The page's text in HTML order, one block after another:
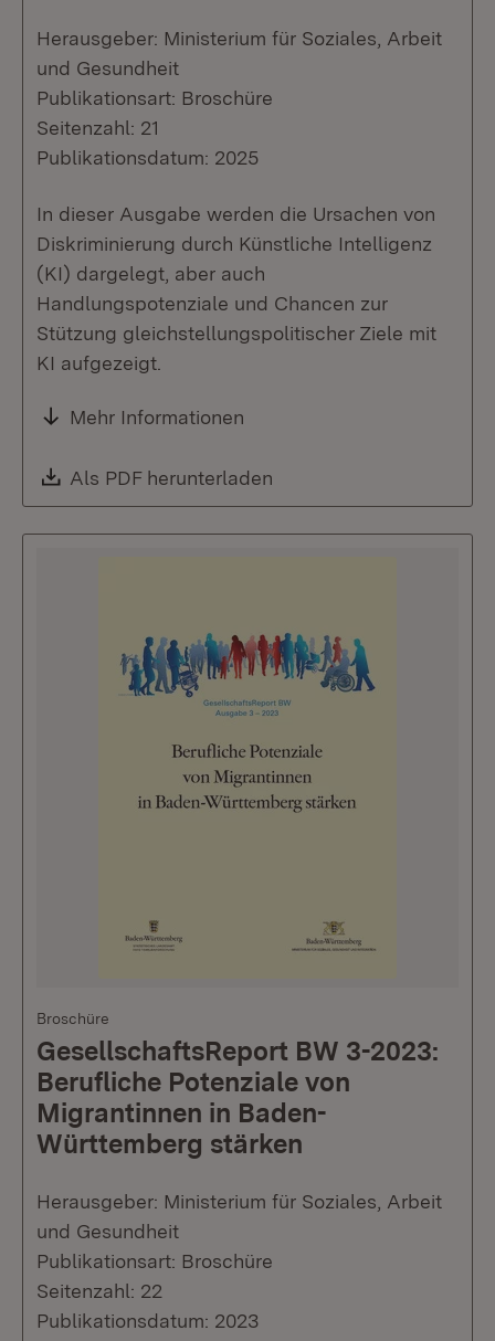
Herausgeber: Ministerium für Soziales, Arbeit
und Gesundheit
Publikationsart: Broschüre
Seitenzahl: 21
Publikationsdatum: 2025
In dieser Ausgabe werden die Ursachen von
Diskriminierung durch Künstliche Intelligenz
(KI) dargelegt, aber auch
Handlungspotenziale und Chancen zur
Stützung gleichstellungspolitischer Ziele mit
KI aufgezeigt.
Mehr Informationen
Download:
Als PDF herunterladen
Broschüre
GesellschaftsReport BW 3-2023:
Berufliche Potenziale von
Migrantinnen in Baden-
Württemberg stärken
Herausgeber: Ministerium für Soziales, Arbeit
und Gesundheit
Publikationsart: Broschüre
Seitenzahl: 22
Publikationsdatum: 2023